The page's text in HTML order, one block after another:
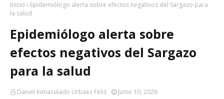
Inicio
Epidemiólogo alerta sobre efectos negativos del Sargazo para
la salud
Epidemiólogo alerta sobre
efectos negativos del Sargazo
para la salud
Daniel Inmaculado Urbaez Feliz Junio 10, 2026